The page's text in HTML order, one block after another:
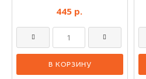
445 р.